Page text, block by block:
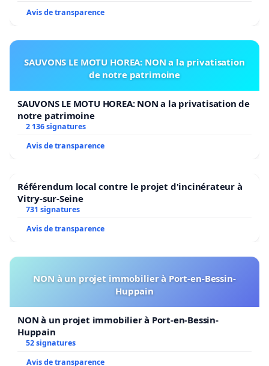
Avis de transparence
SAUVONS LE MOTU HOREA: NON a la privatisation
de notre patrimoine
SAUVONS LE MOTU HOREA: NON a la privatisation de
notre patrimoine
2 136 signatures
Avis de transparence
Référendum local contre le projet d'incinérateur à
Vitry-sur-Seine
731 signatures
Avis de transparence
NON à un projet immobilier à Port-en-Bessin-
Huppain
NON à un projet immobilier à Port-en-Bessin-
Huppain
52 signatures
Avis de transparence